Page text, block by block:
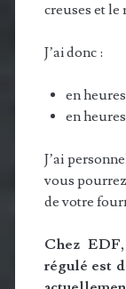
creuses et le
J’ai donc :
en
en
J’ai
vous
de votre
Chez
régulé est